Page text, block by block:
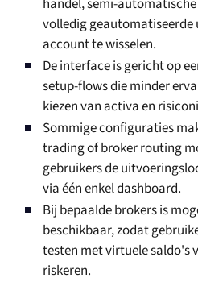
handel, semi-
volledig geautomatiseerde
account te wisselen.
De interface is gericht op
setup-flows die minder
kiezen van activa en
Sommige configuraties
trading of broker routing
gebruikers de
via één enkel dashboard.
Bij bepaalde brokers is
beschikbaar, zodat
testen met virtuele saldo's
riskeren.